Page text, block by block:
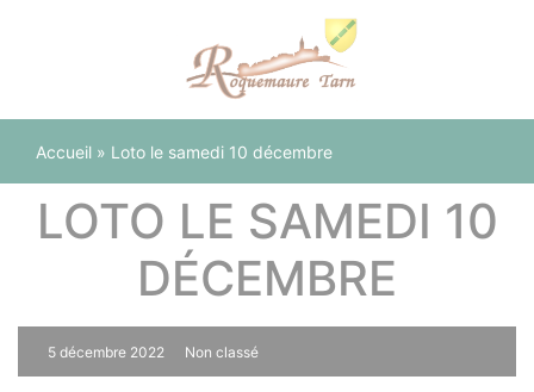
Accueil » Loto le samedi 10 décembre
LOTO LE SAMEDI 10
DÉCEMBRE
5 décembre 2022 Non classé